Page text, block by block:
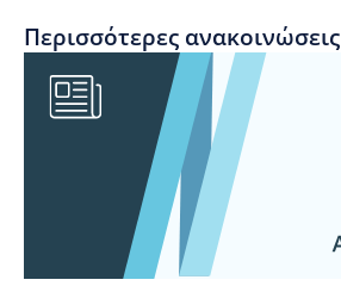
Περισσότερες ανακοινώσεις